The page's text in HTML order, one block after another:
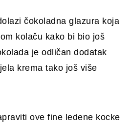
čokoladna glazura koja
kolaču kako bi bio još
je odličan dodatak
krema tako još više
ove fine ledene kocke